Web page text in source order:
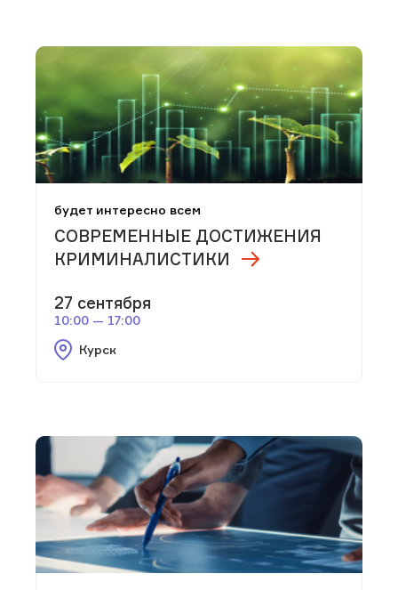
будет интересно всем
СОВРЕМЕННЫЕ ДОСТИЖЕНИЯ
КРИМИНАЛИСТИКИ
27 сентября
10:00 — 17:00
Курск